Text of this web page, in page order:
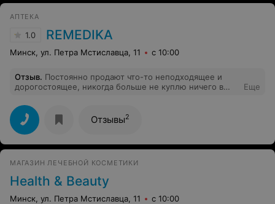
работать, то привезут товар с браком и не хотят
заменять)
АПТЕКА
1.0 REMEDIKA
Минск, ул. Петра Мстиславца, 11 с 10:00
Отзыв. Постоянно продают что-то неподходящее и
дорогостоящее, никогда больше не куплю ничего в
заложенности носа за 16 рублей, которые вообще не
помогают.
Еще
Отзывы2
МАГАЗИН ЛЕЧЕБНОЙ КОСМЕТИКИ
Health & Beauty
Минск, ул. Петра Мстиславца, 11 с 10:00